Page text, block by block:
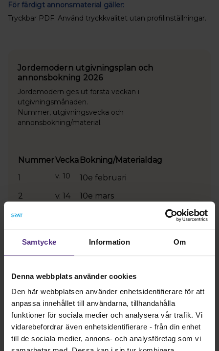
Samtycke Information Om
Denna webbplats använder cookies
Den här webbplatsen använder enhetsidentifierare för att
anpassa innehållet till användarna, tillhandahålla
funktioner för sociala medier och analysera vår trafik. Vi
vidarebefordrar även enhetsidentifierare - från din enhet
till de sociala medier, annons- och analysföretag som vi
För färdigt annonsmaterial gäller:
Tryckbar PDF. Använd tryckkvalitet utan profilinställningar.
Jordemodern utgivningsplan och
annonsbokning 2026
Jordemodern ges ut första veckan i
utgivningsmånaden.
Nummer, utgivningsvecka och
annonsbokning/material.
NummerVecka Bokning/Materialdag
1
v. 10
10e februari
2
v. 14
10e mars
6
v. 40
10 september
v. 49 10e november
Prislista 2026